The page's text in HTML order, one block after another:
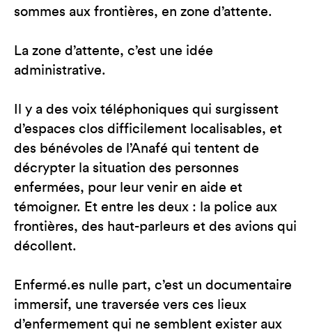
sommes aux frontières, en zone d’attente.
La zone d’attente, c’est une idée
administrative.
Il y a des voix téléphoniques qui surgissent
d’espaces clos difficilement localisables, et
des bénévoles de l’Anafé qui tentent de
décrypter la situation des personnes
enfermées, pour leur venir en aide et
témoigner. Et entre les deux : la police aux
frontières, des haut-parleurs et des avions qui
décollent.
Enfermé.es nulle part, c’est un documentaire
immersif, une traversée vers ces lieux
d’enfermement qui ne semblent exister aux